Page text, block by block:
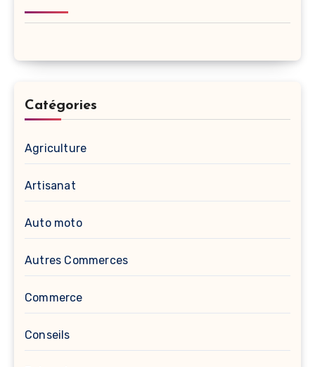
Catégories
Agriculture
Artisanat
Auto moto
Autres Commerces
Commerce
Conseils